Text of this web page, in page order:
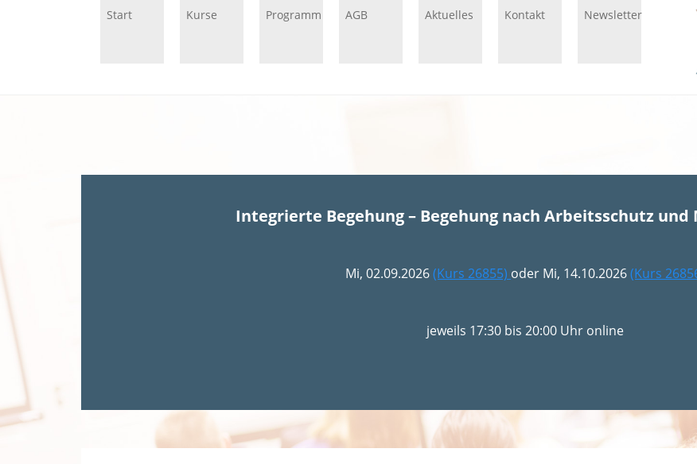
Start Kurse Programm AGB Aktuelles Kontakt Newsletter
Integrierte Begehung – Begehung nach Arbeitsschutz und
Mi, 02.09.2026(Kurs 26855) oder Mi, 14.10.2026(Kurs
jeweils 17:30 bis 20:00 Uhr online